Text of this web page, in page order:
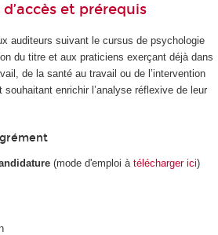
et prérequis
auditeurs suivant le cursus de psychologie
du titre et aux praticiens exerçant déjà dans
de la santé au travail ou de l’intervention
enrichir l’analyse réflexive de leur
(mode d'emploi à télécharger ici)